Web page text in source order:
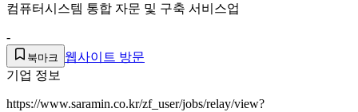
컴퓨터시스템 통합 자문 및 구축 서비스업
-
북마크
웹사이트 방문
기업 정보
https://www.saramin.co.kr/zf_user/jobs/relay/view?